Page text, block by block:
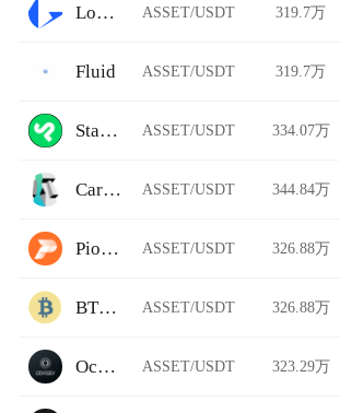
Loopring ASSET/USDT 319.7万
Fluid ASSET/USDT 319.7万
StarkDefi ASSET/USDT 334.07万
Carbon DeFi ASSET/USDT 344.84万
Pionex ASSET/USDT 326.88万
BTCTradeUA ASSET/USDT 326.88万
Ocnex ASSET/USDT 323.29万